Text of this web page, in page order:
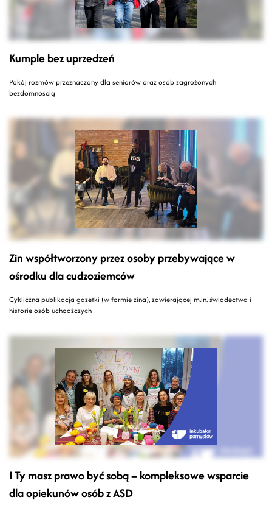
Kumple bez uprzedzeń
Pokój rozmów przeznaczony dla seniorów oraz osób zagrożonych
bezdomnością
Zin współtworzony przez osoby przebywające w
ośrodku dla cudzoziemców
Cykliczna publikacja gazetki (w formie zina), zawierającej m.in. świadectwa i
historie osób uchodźczych
I Ty masz prawo być sobą – kompleksowe wsparcie
dla opiekunów osób z ASD